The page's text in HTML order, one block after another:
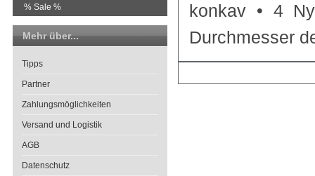
konkav • 4
Durchmesser
% Sale %
Mehr über...
Tipps
Partner
Zahlungsmöglichkeiten
Versand und Logistik
AGB
Datenschutz